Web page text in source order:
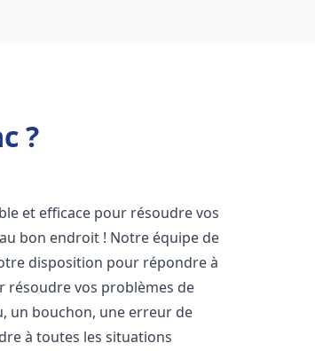
?
et efficace pour résoudre vos
bon endroit ! Notre équipe de
disposition pour répondre à
résoudre vos problèmes de
un bouchon, une erreur de
à toutes les situations